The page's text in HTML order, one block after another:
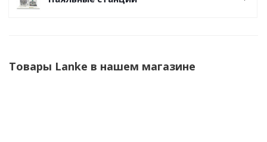
Товары Lanke в нашем магазине